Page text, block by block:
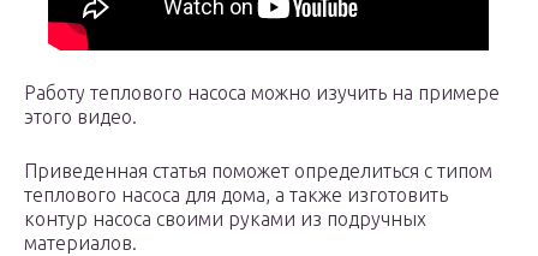
Работу теплового насоса можно изучить на примере
этого видео.
Приведенная статья поможет определиться с типом
теплового насоса для дома, а также изготовить
контур насоса своими руками из подручных
материалов.